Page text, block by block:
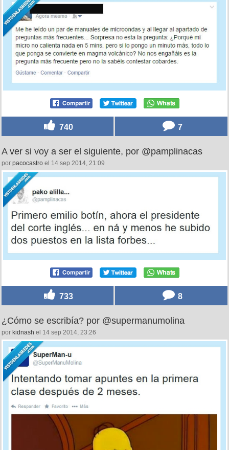
740 7
A ver si voy a ser el siguiente, por @pamplinacas
por pacocastro el 14 sep 2014, 21:09
733 8
¿Cómo se escribía? por @supermanumolina
por kidnash el 14 sep 2014, 23:26